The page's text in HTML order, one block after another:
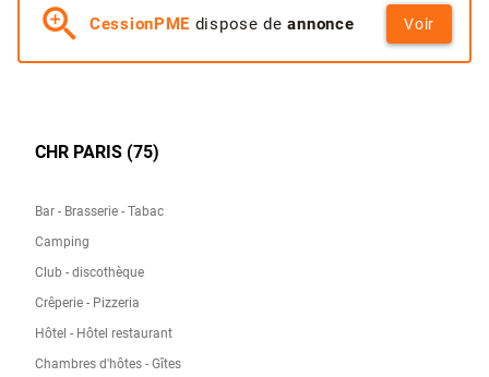
zoom_in CessionPME dispose deannonce Voir
CHR PARIS (75)
Bar - Brasserie - Tabac
Camping
Club - discothèque
Crêperie - Pizzeria
Hôtel - Hôtel restaurant
Chambres d'hôtes - Gîtes